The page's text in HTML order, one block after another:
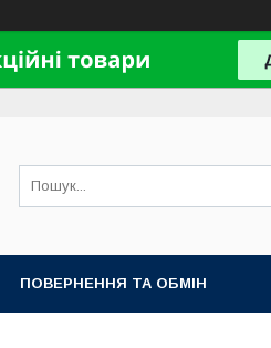
ПОВЕРНЕННЯ ТА ОБМІН